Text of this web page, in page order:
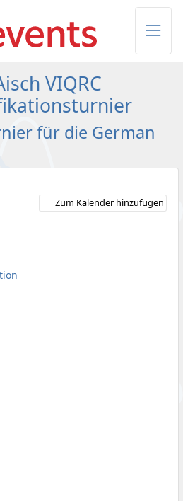
VIQRC
für die German
Zum Kalender hinzufügen